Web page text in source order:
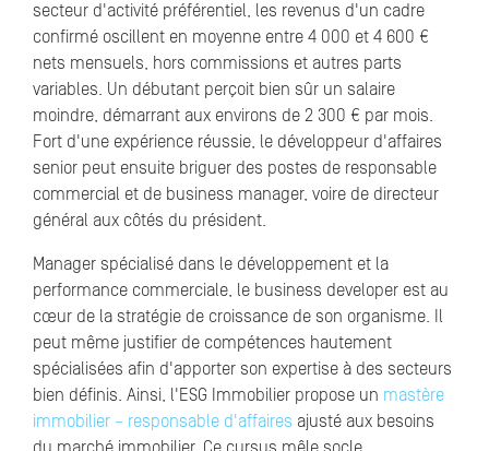
secteur d'activité préférentiel, les revenus d'un cadre
confirmé oscillent en moyenne entre 4 000 et 4 600 €
nets mensuels, hors commissions et autres parts
variables. Un débutant perçoit bien sûr un salaire
moindre, démarrant aux environs de 2 300 € par mois.
Fort d'une expérience réussie, le développeur d'affaires
senior peut ensuite briguer des postes de responsable
commercial et de business manager, voire de directeur
général aux côtés du président.
Manager spécialisé dans le développement et la
performance commerciale, le business developer est au
cœur de la stratégie de croissance de son organisme. Il
peut même justifier de compétences hautement
spécialisées afin d'apporter son expertise à des secteurs
bien définis. Ainsi, l'ESG Immobilier propose un mastère
immobilier – responsable d'affaires ajusté aux besoins